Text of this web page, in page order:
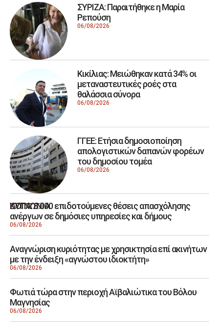
ΣΥΡΙΖΑ: Παραιτήθηκε η Μαρία
Ρεπούση
06/08/2026
Κικίλιας: Μειώθηκαν κατά 34% οι
μεταναστευτικές ροές στα
θαλάσσια σύνορα
06/08/2026
ΓΓΕΕ: Eτήσια δημοσιοποίηση
απολογιστικών δαπανών φορέων
του δημοσίου τομέα
06/08/2026
ΚΟΙΝΩΝΙΑ
ΔΥΠΑ: 8.000 επιδοτούμενες θέσεις απασχόλησης
ανέργων σε δημόσιες υπηρεσίες και δήμους
06/08/2026
Αναγνώριση κυριότητας με χρησικτησία επί ακινήτων
με την ένδειξη «αγνώστου ιδιοκτήτη»
06/08/2026
Φωτιά τώρα στην περιοχή Αϊβαλιώτικα του Βόλου
Μαγνησίας
06/08/2026